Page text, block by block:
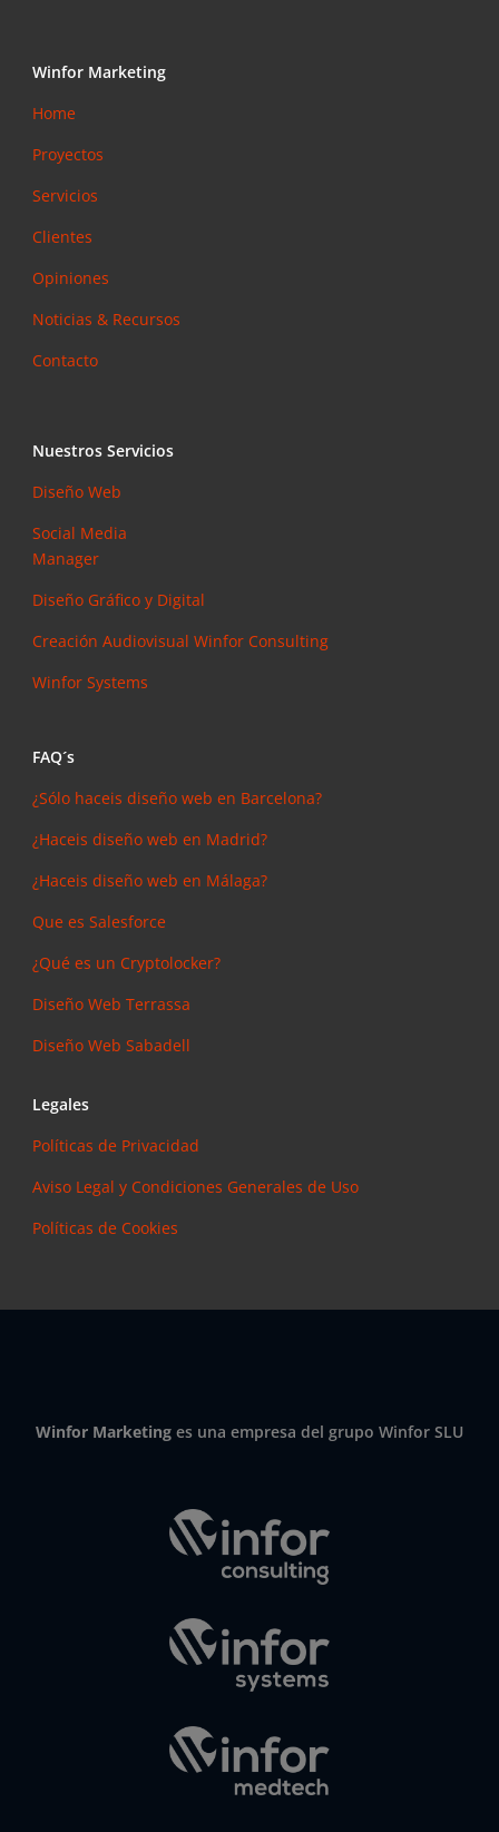
Winfor Marketing
Home
Proyectos
Servicios
Clientes
Opiniones
Noticias & Recursos
Contacto
Nuestros Servicios
Diseño Web
Social Media
Manager
Diseño Gráfico y Digital
Creación AudiovisualWinfor Consulting
Winfor Systems
FAQ´s
¿Sólo haceis diseño web en Barcelona?
¿Haceis diseño web en Madrid?
¿Haceis diseño web en Málaga?
Que es Salesforce
¿Qué es un Cryptolocker?
Diseño Web Terrassa
Diseño Web Sabadell
Legales
Políticas de Privacidad
Aviso Legal y Condiciones Generales de Uso
Políticas de Cookies
Winfor Marketing es una empresa del grupo Winfor SLU